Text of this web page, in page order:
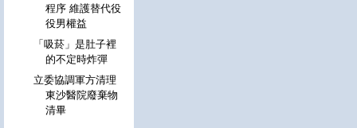
程序 維護替代役
役男權益
「吸菸」是肚子裡
的不定時炸彈
立委協調軍方清理
東沙醫院廢棄物
清畢